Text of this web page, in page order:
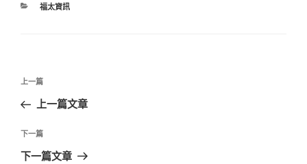
分
福太資訊
文
導
覽
上
一
文
章
上一篇
上一篇文章
下
一
下一篇
下一篇文章